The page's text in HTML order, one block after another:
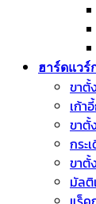
ฮาร์ดแวร์
ขาตั้
เก้า
ขาตั้
กระ
ขาตั้
มัล